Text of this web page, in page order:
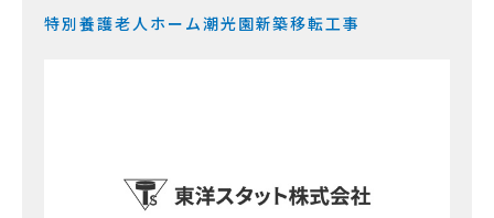
特別養護老人ホーム潮光園新築移転工事